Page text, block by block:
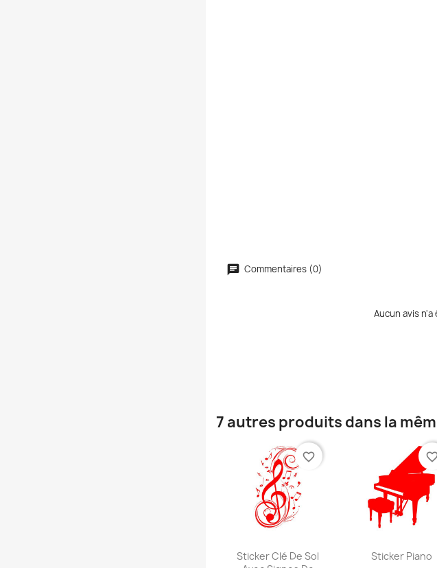
Commentaires (0)
Aucun avis
7 autres produits dans la
Aperçu rapide
Sticker Clé De Sol
favorite_border
Aperçu
Sticker Piano